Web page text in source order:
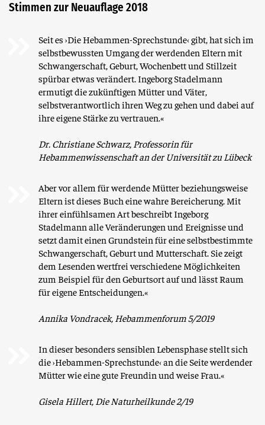
Stimmen zur Neuauflage 2018
Seit es ›Die Hebammen-Sprechstunde‹ gibt, hat sich im
selbstbewussten Umgang der werdenden Eltern mit
Schwangerschaft, Geburt, Wochenbett und Stillzeit
spürbar etwas verändert. Ingeborg Stadelmann
ermutigt die zukünftigen Mütter und Väter,
selbstverantwortlich ihren Weg zu gehen und dabei auf
ihre eigene Stärke zu vertrauen.«
Dr. Christiane Schwarz, Professorin für
Hebammenwissenschaft an der Universität zu Lübeck
Aber vor allem für werdende Mütter beziehungsweise
Eltern ist dieses Buch eine wahre Bereicherung. Mit
ihrer einfühlsamen Art beschreibt Ingeborg
Stadelmann alle Veränderungen und Ereignisse und
setzt damit einen Grundstein für eine selbstbestimmte
Schwangerschaft, Geburt und Mutterschaft. Sie zeigt
dem Lesenden wertfrei verschiedene Möglichkeiten
zum Beispiel für den Geburtsort auf und lässt Raum
für eigene Entscheidungen.«
Annika Vondracek, Hebammenforum 5/2019
In dieser besonders sensiblen Lebensphase stellt sich
die ›Hebammen-Sprechstunde‹ an die Seite werdender
Mütter wie eine gute Freundin und weise Frau.«
Gisela Hillert, Die Naturheilkunde 2/19